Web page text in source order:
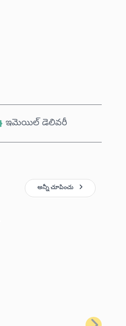
ఇమెయిల్ డెలివరీ
అన్నీ చూపించు